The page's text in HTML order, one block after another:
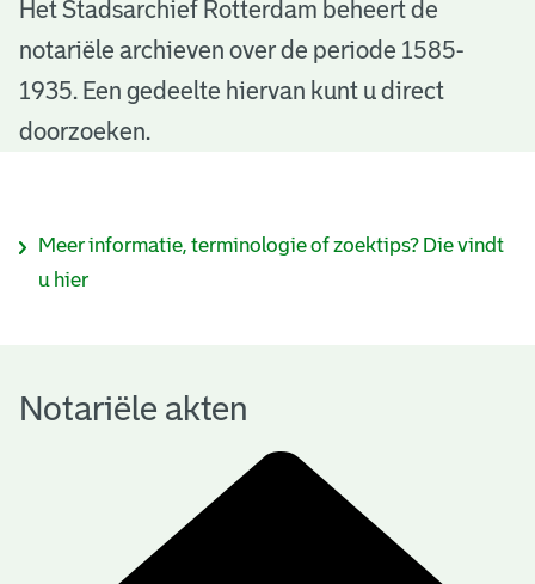
N
o
Het Stadsarchief Rotterdam beheert de
notariële archieven over de periode 1585-
1935. Een gedeelte hiervan kunt u direct
doorzoeken.
I
r
Meer informatie, terminologie of zoektips? Die vindt
u hier
Notariële akten